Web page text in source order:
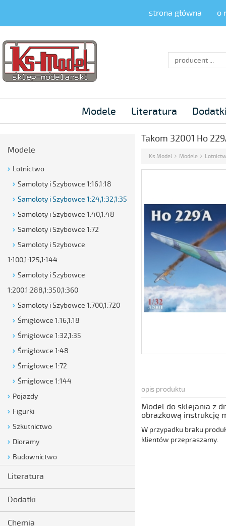
strona główna o
producent ...
Modele Literatura
Modele
Lotnictwo
Samoloty i Szybowce 1:16,1:18
Samoloty i Szybowce 1:24,1:32,1:35
Samoloty i Szybowce 1:40,1:48
Samoloty i Szybowce 1:72
Samoloty i Szybowce
1:100,1:125,1:144
Samoloty i Szybowce
1:200,1:288,1:350,1:360
Samoloty i Szybowce 1:700,1:720
Śmigłowce 1:16,1:18
Śmigłowce 1:32,1:35
Śmigłowce 1:48
Śmigłowce 1:72
Śmigłowce 1:144
Pojazdy
Figurki
Szkutnictwo
Dioramy
Budownictwo
Literatura
Dodatki
Chemia
Takom 32001 Ho
Ks Model Modele
opis produktu
Model do sklejania z
obrazkową instrukcję
W przypadku braku
klientów przepraszamy.